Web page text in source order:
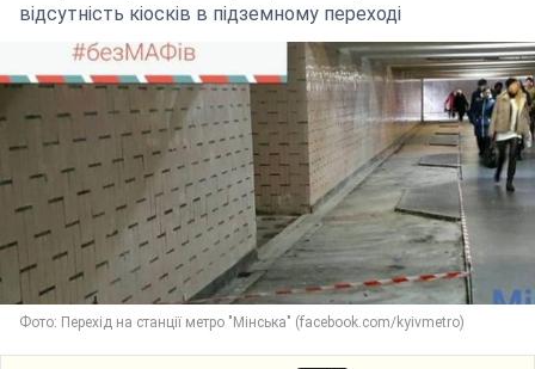
відсутність кіосків в підземному переході
Фото: Перехід на станції метро "Мінська" (facebook.com/kyivmetro)